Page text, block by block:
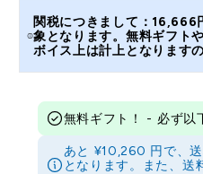
関税につきまして：16,666
象となります。無料ギフト
ボイス上は計上となります
無料ギフト！ - 必ず以
あと ¥10,260 円で、
となります。また、送